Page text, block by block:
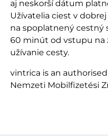
aj neskorší dátum
Užívatelia ciest v
na spoplatnený cestný
60 minút od vstupu na
užívanie cesty.
vintrica is an
Nemzeti Mobilfizetési